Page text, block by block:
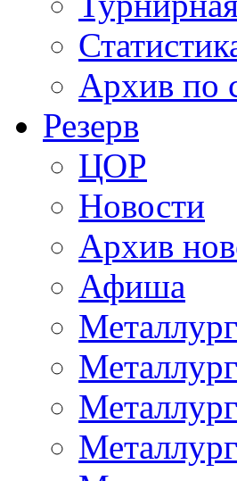
Архив по
Резерв
ЦОР
Новости
Архив
Афиша